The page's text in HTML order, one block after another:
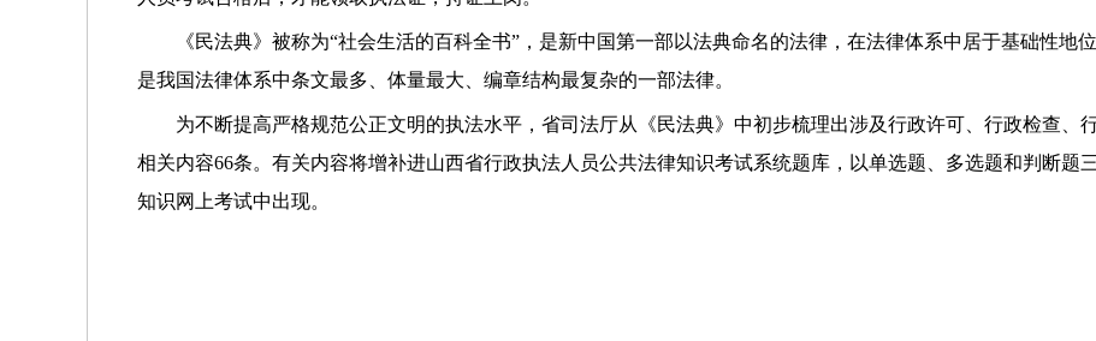
《民法典》被称为“社会生活的百科全书”，是新中国第一部以法典命名的法律，在法律体系中居于基础性地
是我国法律体系中条文最多、体量最大、编章结构最复杂的一部法律。
为不断提高严格规范公正文明的执法水平，省司法厅从《民法典》中初步梳理出涉及行政许可、行政检查、
相关内容66条。有关内容将增补进山西省行政执法人员公共法律知识考试系统题库，以单选题、多选题和判断题
知识网上考试中出现。